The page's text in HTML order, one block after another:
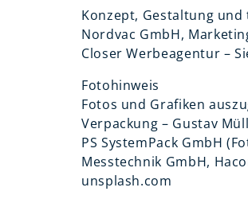
Konzept, Gestaltung
Nordvac GmbH,
Closer Werbeagentur –
Fotohinweis
Fotos und Grafiken
Verpackung – Gustav
PS SystemPack GmbH
Messtechnik GmbH,
unsplash.com